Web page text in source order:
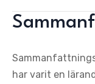
har varit en